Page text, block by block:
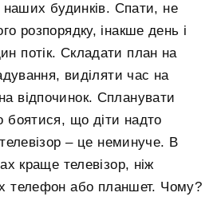
наших будинків. Спати, не
розпорядку, інакше день і
потік. Складати план на
виділяти час на
відпочинок. Спланувати
боятися, що діти надто
– це неминуче. В
краще телевізор, ніж
телефон або планшет. Чому?